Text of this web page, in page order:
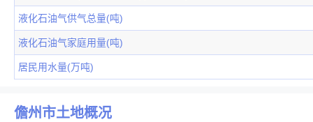
液化石油气供气总量(吨)
液化石油气家庭用量(吨)
居民用水量(万吨)
儋州市土地概况